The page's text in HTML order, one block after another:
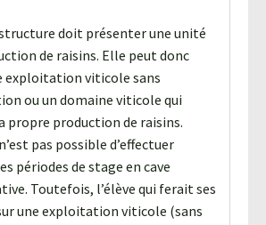
doit présenter une unité
de raisins. Elle peut donc
exploitation viticole sans
ou un domaine viticole qui
propre production de raisins.
pas possible d’effectuer
périodes de stage en cave
Toutefois, l’élève qui ferait ses
une exploitation viticole (sans